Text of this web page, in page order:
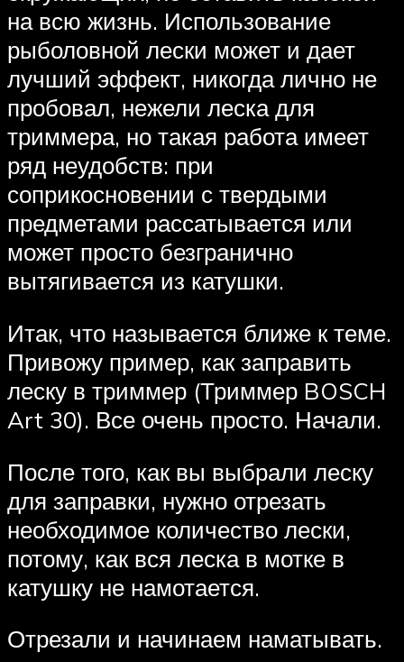
на всю жизнь. Использование
рыболовной лески может и дает
лучший эффект, никогда лично не
пробовал, нежели леска для
триммера, но такая работа имеет
ряд неудобств: при
соприкосновении с твердыми
предметами рассатывается или
может просто безгранично
вытягивается из катушки.
Итак, что называется ближе к теме.
Привожу пример, как заправить
леску в триммер (Триммер BOSCH
Art 30). Все очень просто. Начали.
После того, как вы выбрали леску
для заправки, нужно отрезать
необходимое количество лески,
потому, как вся леска в мотке в
катушку не намотается.
Отрезали и начинаем наматывать.